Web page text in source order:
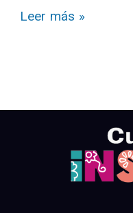
Leer más »